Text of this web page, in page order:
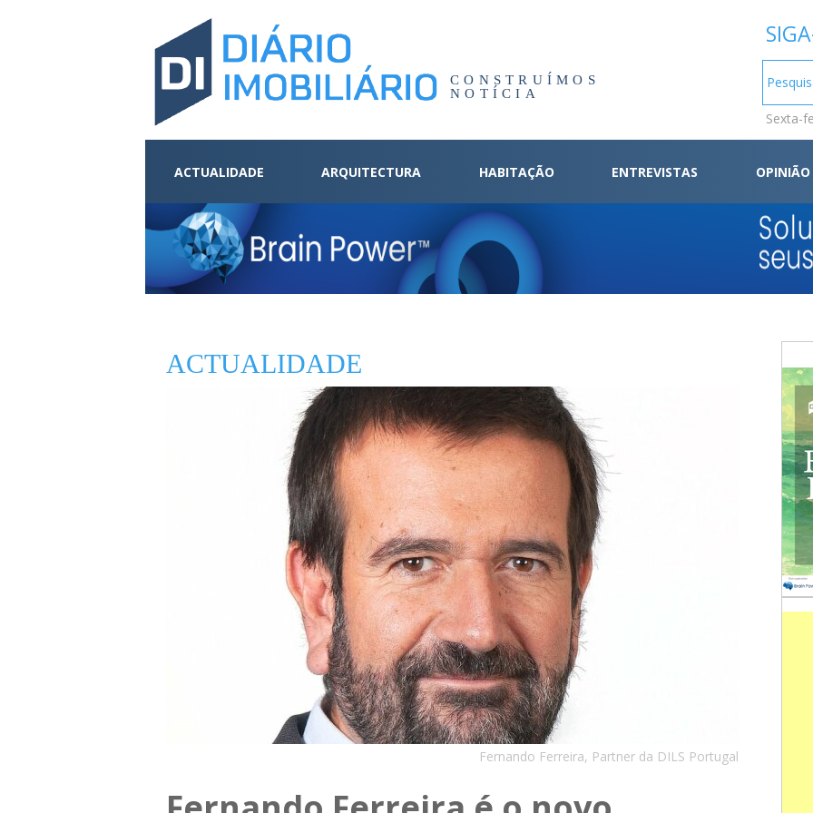
CONSTRUÍMOS
NOTÍCIA
Sexta-
ACTUALIDADE ARQUITECTURA HABITAÇÃO ENTREVISTAS OPINIÃO
ACTUALIDADE
Fernando Ferreira, Partner da DILS Portugal